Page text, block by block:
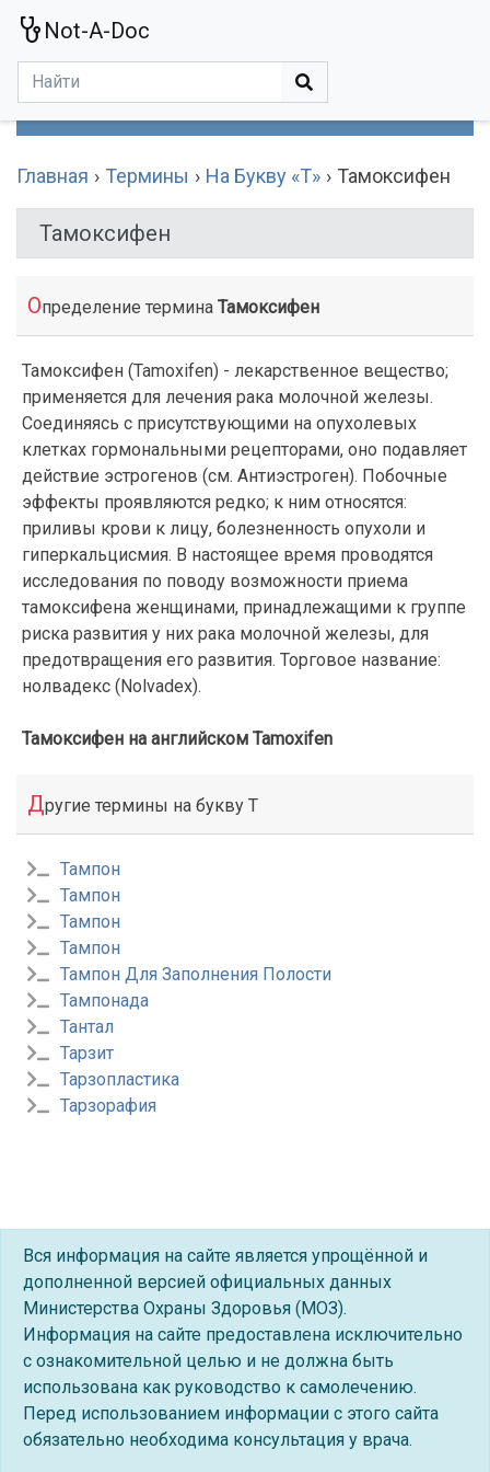
Not-A-Doc
Главная Термины На Букву «Т» Тамоксифен
Тамоксифен
Определение термина Тамоксифен
Тамоксифен (Tamoxifen) - лекарственное вещество;
применяется для лечения рака молочной железы.
Соединяясь с присутствующими на опухолевых
клетках гормональными рецепторами, оно подавляет
действие эстрогенов (см. Антиэстроген). Побочные
эффекты проявляются редко; к ним относятся:
приливы крови к лицу, болезненность опухоли и
гиперкальцисмия. В настоящее время проводятся
исследования по поводу возможности приема
тамоксифена женщинами, принадлежащими к группе
риска развития у них рака молочной железы, для
предотвращения его развития. Торговое название:
нолвадекс (Nolvadex).
Тамоксифен на английском Tamoxifen
Другие термины на букву Т
Тампон
Тампон
Тампон
Тампон
Тампон Для Заполнения Полости
Тампонада
Тантал
Тарзит
Тарзопластика
Тарзорафия
Вся информация на сайте является упрощённой и
дополненной версией официальных данных
Министерства Охраны Здоровья (МОЗ).
Информация на сайте предоставлена исключительно
с ознакомительной целью и не должна быть
использована как руководство к самолечению.
Перед использованием информации с этого сайта
обязательно необходима консультация у врача.